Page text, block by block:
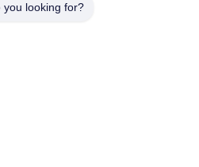
you looking for?